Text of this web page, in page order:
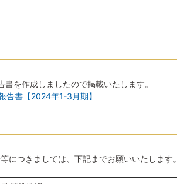
を作成しましたので掲載いたします。
告書【2024年1-3月期】
につきましては、下記までお願いいたします。